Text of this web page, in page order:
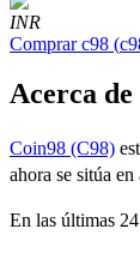
INR
Comprar c98 (
Acerca
Coin98 (C98)
ahora se sitúa
En las últimas